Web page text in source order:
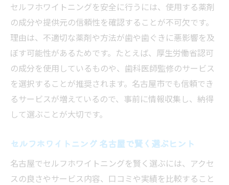
セルフホワイトニングを安全に行うには、使用する薬剤
の成分や提供元の信頼性を確認することが不可欠です。
理由は、不適切な薬剤や方法が歯や歯ぐきに悪影響を及
ぼす可能性があるためです。たとえば、厚生労働省認可
の成分を使用しているものや、歯科医師監修のサービス
を選択することが推奨されます。名古屋市でも信頼でき
るサービスが増えているので、事前に情報収集し、納得
して選ぶことが大切です。
セルフホワイトニング 名古屋で賢く選ぶヒント
名古屋でセルフホワイトニングを賢く選ぶには、アクセ
スの良さやサービス内容、口コミや実績を比較すること